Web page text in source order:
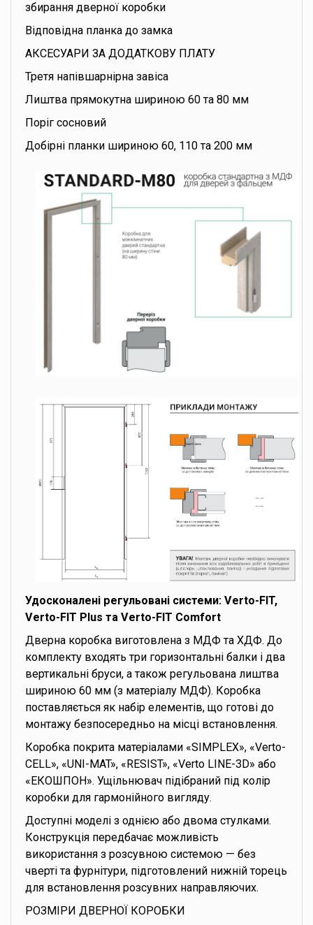
збирання дверної коробки
Відповідна планка до замка
АКСЕСУАРИ ЗА ДОДАТКОВУ ПЛАТУ
Третя напівшарнірна завіса
Лиштва прямокутна шириною 60 та 80 мм
Поріг сосновий
Добірні планки шириною 60, 110 та 200 мм
Удосконалені регульовані системи: Verto-FIT,
Verto-FIT Plus та Verto-FIT Comfort
Дверна коробка виготовлена з МДФ та ХДФ. До
комплекту входять три горизонтальні балки і два
вертикальні бруси, а також регульована лиштва
шириною 60 мм (з матеріалу МДФ). Коробка
поставляється як набір елементів, що готові до
монтажу безпосередньо на місці встановлення.
Коробка покрита матеріалами «SIMPLEX», «Verto-
CELL», «UNI-MAT», «RESIST», «Verto LINE-3D» або
«ЕКОШПОН». Ущільнювач підібраний під колір
коробки для гармонійного вигляду.
Доступні моделі з однією або двома стулками.
Конструкція передбачає можливість
використання з розсувною системою — без
чверті та фурнітури, підготовлений нижній торець
для встановлення розсувних направляючих.
РОЗМІРИ ДВЕРНОЇ КОРОБКИ